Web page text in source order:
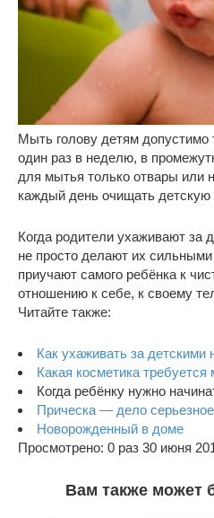
Мыть голову детям
один раз в неделю, в
для мытья только отвары или
каждый день очищать детскую
Когда родители ухаживают за
не просто делают их
приучают самого ребёнка к
отношению к себе, к своему
Читайте также:
Как ухаживать за детскими
Какая косметика
Когда ребёнку нужно
Прическа — дело
Новорожденный в доме
Просмотрено: 0 раз 30 июня
Вам также может